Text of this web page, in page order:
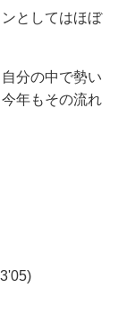
としてはほぼ
分の中で勢い
年もその流れ